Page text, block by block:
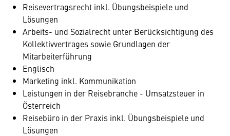
Reisevertragsrecht inkl. Übungsbeispiele und
Lösungen
Arbeits- und Sozialrecht unter Berücksichtigung des
Kollektivvertrages sowie Grundlagen der
Mitarbeiterführung
Englisch
Marketing inkl. Kommunikation
Leistungen in der Reisebranche - Umsatzsteuer in
Österreich
Reisebüro in der Praxis inkl. Übungsbeispiele und
Lösungen